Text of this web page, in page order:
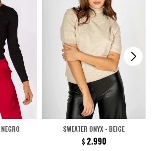
SWEATER ONYX - BEIGE
$ 2.990